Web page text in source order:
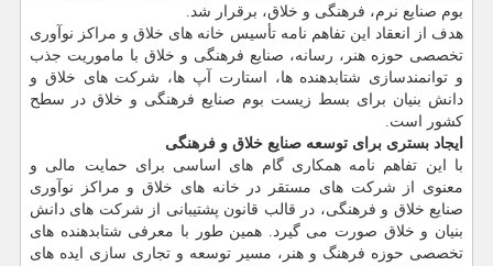
بوم صنایع نرم، فرهنگی و خلاق، برقرار شد.
هدف از انعقاد این تفاهم نامه تأسیس خانه های خلاق و مراکز نوآوری
تخصصی حوزه هنر، رسانه، صنایع فرهنگی و خلاق با ماموریت جذب
و توانمندسازی شتابدهنده ها، استارت آپ ها، شرکت های خلاق و
دانش‏ بنیان برای بسط زیست بوم صنایع فرهنگی و خلاق در سطح
کشور است.
ایجاد بستری برای توسعه صنایع خلاق و فرهنگی
با این تفاهم نامه همکاری گام های اساسی برای حمایت مالی و
معنوی از شرکت های مستقر در خانه های خلاق و مراکز نوآوری
صنایع خلاق و فرهنگی، در قالب قانون پشتیبانی از شرکت های دانش‏
بنیان و خلاق صورت می گیرد. همین طور با معرفی شتابدهنده های
تخصصی حوزه فرهنگ و هنر، مسیر توسعه و تجاری سازی ایده های